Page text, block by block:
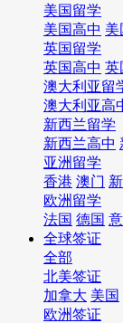
美国留学
美国高中 美
英国留学
英国高中 英
澳大利亚留
澳大利亚高
新西兰留学
新西兰高中
亚洲留学
香港 澳门
欧洲留学
法国 德国
全球签证
全部
北美签证
加拿大 美国
欧洲签证